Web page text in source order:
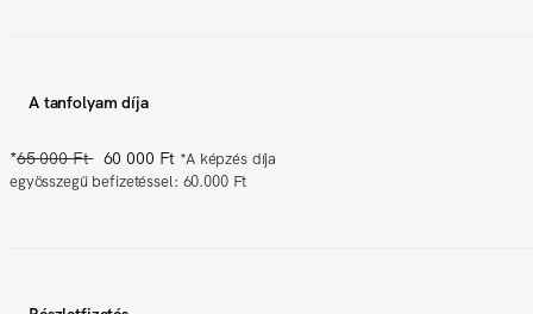
A tanfolyam díja
*65 000 Ft 60 000 Ft *A képzés díja
egyösszegű befizetéssel: 60.000 Ft